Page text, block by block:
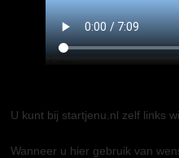
U kunt bij startjenu.nl zelf links
Wanneer u hier gebruik van